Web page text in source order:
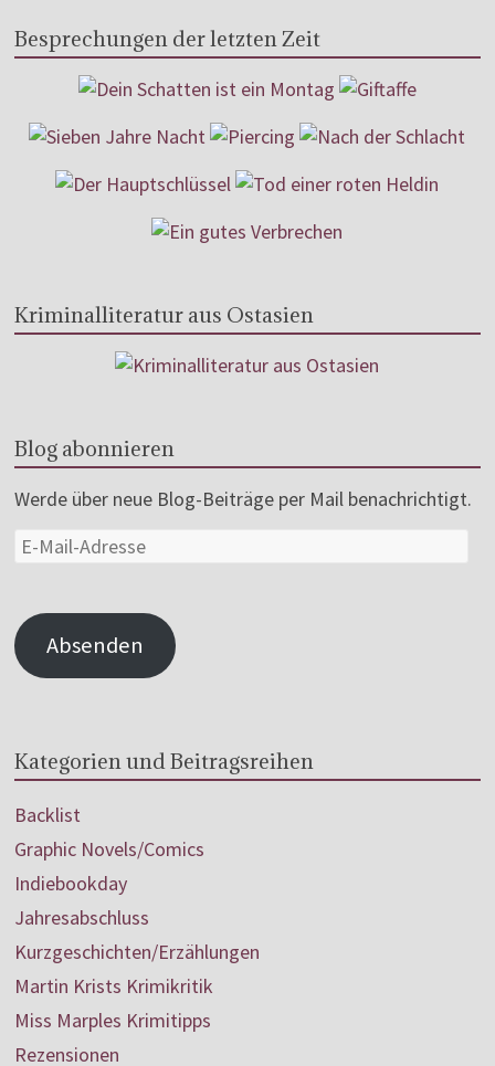
Besprechungen der letzten Zeit
Kriminalliteratur aus Ostasien
Blog abonnieren
Werde über neue Blog-Beiträge per Mail benachrichtigt.
Absenden
Kategorien und Beitragsreihen
Backlist
Graphic Novels/Comics
Indiebookday
Jahresabschluss
Kurzgeschichten/Erzählungen
Martin Krists Krimikritik
Miss Marples Krimitipps
Rezensionen